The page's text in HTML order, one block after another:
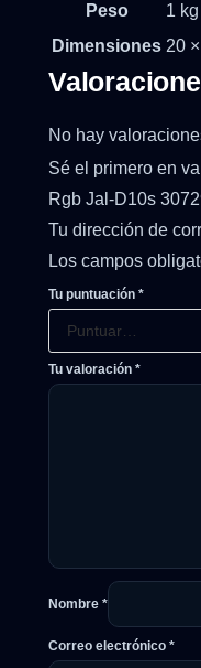
Peso
1 kg
Dimensiones 20
No hay
Sé el primero en
Rgb Jal-D10s
Tu dirección de
Los campos
Tu puntuación *
Tu valoración *
Nombre *
Correo electrónico *